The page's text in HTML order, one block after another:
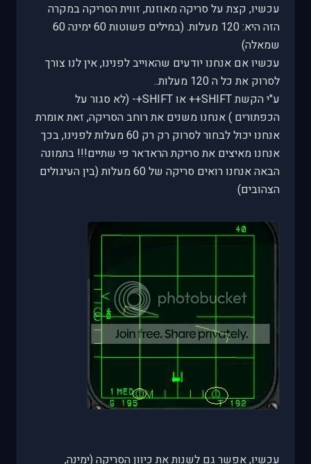
עכשיו, קצת על סריקה מאוזנת, זווית הסריקה במקרה
הזה היא: 120 מעלות. (במילים פשוטות 60 ימינה 60
שמאלה)
עכשיו אם אנחנו יודעים שהאוייב לפנינו, אין לנו צורך
לסרוק את כל ה 120 מעלות..
ע"י הקשת SHIFT++ או SHIFT+- (לא סגור על
הכפתורים ) אנחנו משנים את רוחב הסריקה, זאת אומרת
אנחנו יכול לבחור לסרוק רק רק 60 מעלות לפנינו, בכך
אנחנו מאיצים את סריקת הראדאר פי שתיים!!! בתמונה
הבאה אנחנו רואים סריקה של 60 מעלות (בין העיגולים
הצהובים)
עכשיו, אפשר גם לשנות את כיוון הסריקה (ימינה,